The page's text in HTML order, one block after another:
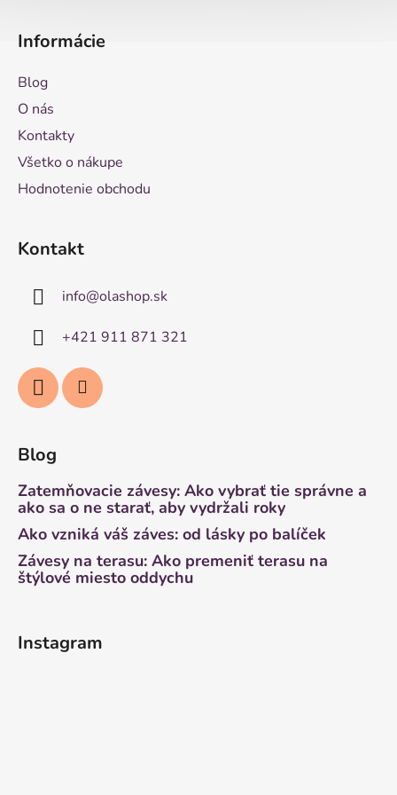
Informácie
Blog
O nás
Kontakty
Všetko o nákupe
Hodnotenie obchodu
Kontakt
info@olashop.sk
+421 911 871 321
Blog
Zatemňovacie závesy: Ako vybrať tie správne a
ako sa o ne starať, aby vydržali roky
Ako vzniká váš záves: od lásky po balíček
Závesy na terasu: Ako premeniť terasu na
štýlové miesto oddychu
Instagram